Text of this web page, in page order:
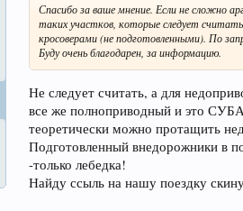
Спасибо за ваше мнение. Если не сложно
таких участков, которые следует
кросоверами (не подготовленными). По
Буду очень благодарен, за информацию.
Не следует считать, а для
все же полноприводный и это
теоретически можно протащить
Подготовленный внедорожники в
-только лебедка!
Найду ссыль на нашу поездку